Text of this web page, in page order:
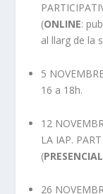
(ONLINE:
al llarg de la
5
16 a 18h.
12
LA IAP.
(PRESENCIAL
26